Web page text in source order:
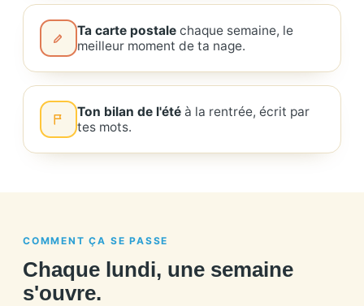
Ta carte postale chaque semaine, le
meilleur moment de ta nage.
Ton bilan de l'été à la rentrée, écrit par
tes mots.
COMMENT ÇA SE PASSE
Chaque lundi, une semaine
s'ouvre.